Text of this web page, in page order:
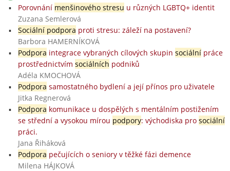
Porovnání menšinového stresu u různých LGBTQ+ identit
Zuzana Semlerová
Sociální podpora proti stresu: záleží na postavení?
Barbora HAMERNÍKOVÁ
Podpora integrace vybraných cílových skupin sociálnípráce
prostřednictvím sociálních podniků
Adéla KMOCHOVÁ
Podpora samostatného bydlení a její přínos pro uživatele
Jitka Regnerová
Podpora komunikace u dospělých s mentálním postižením
se střední a vysokou mírou podpory: východiska pro sociální
práci.
Jana Řiháková
Podpora pečujících o seniory v těžké fázi demence
Milena HÁJKOVÁ